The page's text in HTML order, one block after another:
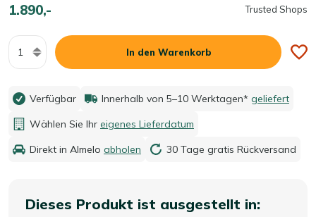
1.890,- Trusted Shops
Menge
In den Warenkorb
Verfügbar Innerhalb von 5–10 Werktagen* geliefert
Wählen Sie Ihr eigenes Lieferdatum
Direkt in Almelo abholen 30 Tage gratis Rückversand
Dieses Produkt ist ausgestellt in: